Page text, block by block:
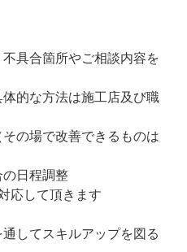
具合箇所やご相談内容を
的な方法は施工店及び職
の場で改善できるものは
日程調整
応して頂きます
してスキルアップを図る